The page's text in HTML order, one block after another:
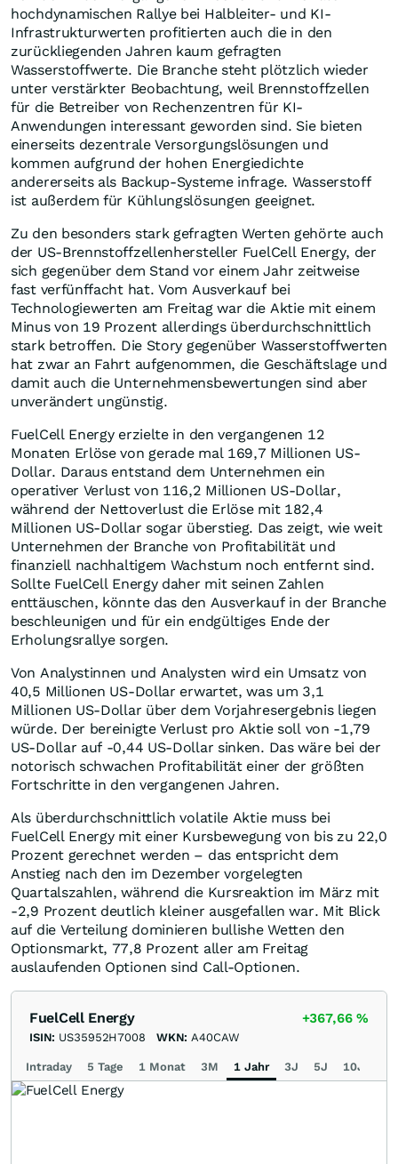
hochdynamischen Rallye bei Halbleiter- und KI-
Infrastrukturwerten profitierten auch die in den
zurückliegenden Jahren kaum gefragten
Wasserstoffwerte. Die Branche steht plötzlich wieder
unter verstärkter Beobachtung, weil Brennstoffzellen
für die Betreiber von Rechenzentren für KI-
Anwendungen interessant geworden sind. Sie bieten
einerseits dezentrale Versorgungslösungen und
kommen aufgrund der hohen Energiedichte
andererseits als Backup-Systeme infrage. Wasserstoff
ist außerdem für Kühlungslösungen geeignet.
Zu den besonders stark gefragten Werten gehörte auch
der US-Brennstoffzellenhersteller FuelCell Energy, der
sich gegenüber dem Stand vor einem Jahr zeitweise
fast verfünffacht hat. Vom Ausverkauf bei
Technologiewerten am Freitag war die Aktie mit einem
Minus von 19 Prozent allerdings überdurchschnittlich
stark betroffen. Die Story gegenüber Wasserstoffwerten
hat zwar an Fahrt aufgenommen, die Geschäftslage und
damit auch die Unternehmensbewertungen sind aber
unverändert ungünstig.
FuelCell Energy erzielte in den vergangenen 12
Monaten Erlöse von gerade mal 169,7 Millionen US-
Dollar. Daraus entstand dem Unternehmen ein
operativer Verlust von 116,2 Millionen US-Dollar,
während der Nettoverlust die Erlöse mit 182,4
Millionen US-Dollar sogar überstieg. Das zeigt, wie weit
Unternehmen der Branche von Profitabilität und
finanziell nachhaltigem Wachstum noch entfernt sind.
Sollte FuelCell Energy daher mit seinen Zahlen
enttäuschen, könnte das den Ausverkauf in der Branche
beschleunigen und für ein endgültiges Ende der
Erholungsrallye sorgen.
Von Analystinnen und Analysten wird ein Umsatz von
40,5 Millionen US-Dollar erwartet, was um 3,1
Millionen US-Dollar über dem Vorjahresergebnis liegen
würde. Der bereinigte Verlust pro Aktie soll von -1,79
US-Dollar auf -0,44 US-Dollar sinken. Das wäre bei der
notorisch schwachen Profitabilität einer der größten
Fortschritte in den vergangenen Jahren.
Als überdurchschnittlich volatile Aktie muss bei
FuelCell Energy mit einer Kursbewegung von bis zu 22,0
Prozent gerechnet werden – das entspricht dem
Anstieg nach den im Dezember vorgelegten
Quartalszahlen, während die Kursreaktion im März mit
-2,9 Prozent deutlich kleiner ausgefallen war. Mit Blick
auf die Verteilung dominieren bullishe Wetten den
Optionsmarkt, 77,8 Prozent aller am Freitag
auslaufenden Optionen sind Call-Optionen.
FuelCell Energy +367,66%
ISIN: US35952H7008 WKN: A40CAW
Intraday 5 Tage 1 Monat 3M 1 Jahr 3J 5J 10J